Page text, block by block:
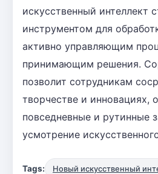
искусственный интеллект
инструментом для
активно управляющим
принимающим решения.
позволит сотрудникам
творчестве и инновациях,
повседневные и рутинные
усмотрение
Tags: Новый искусственный